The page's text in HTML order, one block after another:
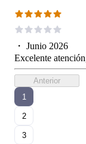
・ Junio 2026
Excelente
Anterior
1
2
3